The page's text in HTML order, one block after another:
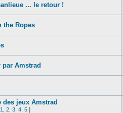
... le retour !
the Ropes
par Amstrad
jeux Amstrad
1 2 3 4 5 ]